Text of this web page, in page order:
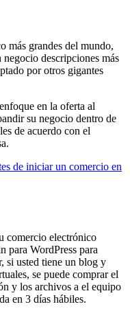
más grandes del mundo,
descripciones más
por otros gigantes
en la oferta al
su negocio dentro de
de acuerdo con el
de iniciar un comercio en
comercio electrónico
para WordPress para
si usted tiene un blog y
se puede comprar el
y los archivos a el equipo
en 3 días hábiles.